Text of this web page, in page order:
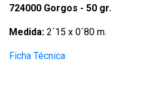
724000 Gorgos - 50 gr.
Medida: 2´15 x 0´80 m.
Ficha Técnica